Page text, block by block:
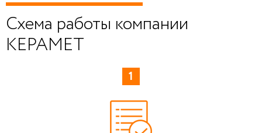
Схема работы компании
КЕРАМЕТ